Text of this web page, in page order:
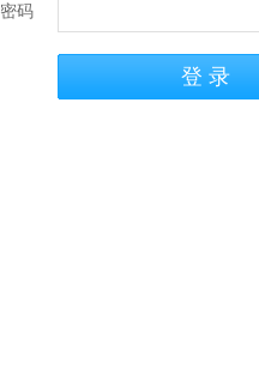
密码